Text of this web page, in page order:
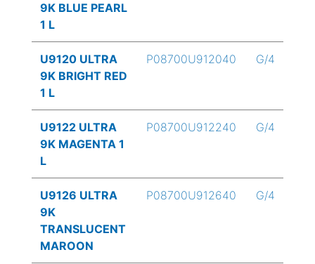
9K BLUE PEARL
1 L
U9120 ULTRA
9K BRIGHT RED
1 L
P08700U912040 G/4
U9122 ULTRA
9K MAGENTA 1
L
P08700U912240 G/4
U9126 ULTRA
9K
TRANSLUCENT
MAROON
P08700U912640 G/4